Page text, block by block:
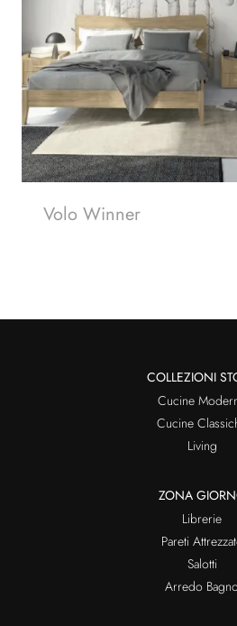
Volo Winner
COLLEZIONI
Cucine
Cucine
Living
ZONA
Librerie
Pareti
Salotti
Arredo